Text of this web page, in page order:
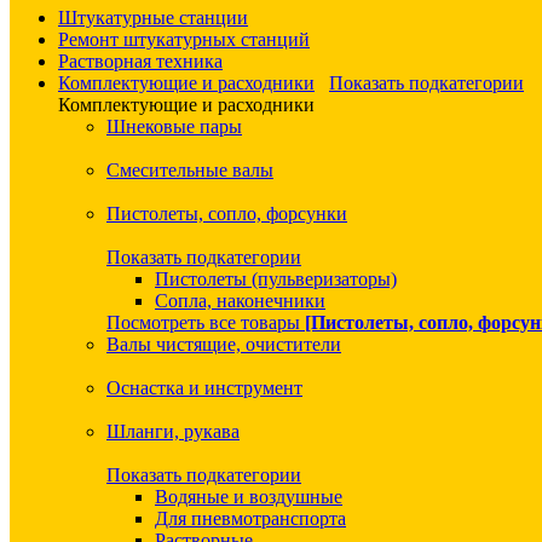
Штукатурные станции
Ремонт штукатурных станций
Растворная техника
Комплектующие и расходники
Показать подкатегории
Комплектующие и расходники
Шнековые пары
Смесительные валы
Пистолеты, сопло, форсунки
Показать подкатегории
Пистолеты (пульверизаторы)
Сопла, наконечники
Посмотреть все товары [Пистолеты, сопло,
Валы чистящие, очистители
Оснастка и инструмент
Шланги, рукава
Показать подкатегории
Водяные и воздушные
Для пневмотранспорта